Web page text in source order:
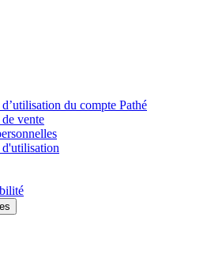
du compte Pathé
vente
d'utilisation